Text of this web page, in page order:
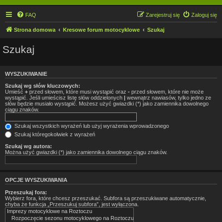
FAQ Zaloguj się
Zarejestruj się
Strona domowa Kresowe forum motocyklowe Szukaj
Szukaj
WYSZUKIWANIE
Szukaj wg słów kluczowych:
Umieść + przed słowem, które musi wystąpić oraz - przed słowem, które nie może
wystąpić. Jeśli umieścisz listę słów oddzielonych | wewnątrz nawiasów, tylko jedno ze
słów będzie musiało wystąpić. Możesz użyć gwiazdki (*) jako zamiennika dowolnego
ciągu znaków.
Szukaj wszystkich wyrażeń lub użyj wyrażenia wprowadzonego
Szukaj któregokolwiek z wyrażeń
Szukaj wg autora:
Można użyć gwiazdki (*) jako zamiennika dowolnego ciągu znaków.
OPCJE WYSZUKIWANIA
Przeszukaj fora:
Wybierz fora, które chcesz przeszukać. Subfora są przeszukiwane automatycznie,
chyba że funkcja „Przeszukuj subfora”, jest wyłączona.